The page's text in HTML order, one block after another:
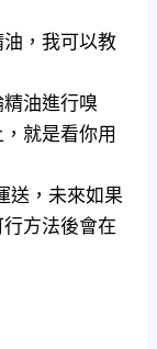
，我可以教
油進行嗅
就是看你用
送，未來如果
方法後會在